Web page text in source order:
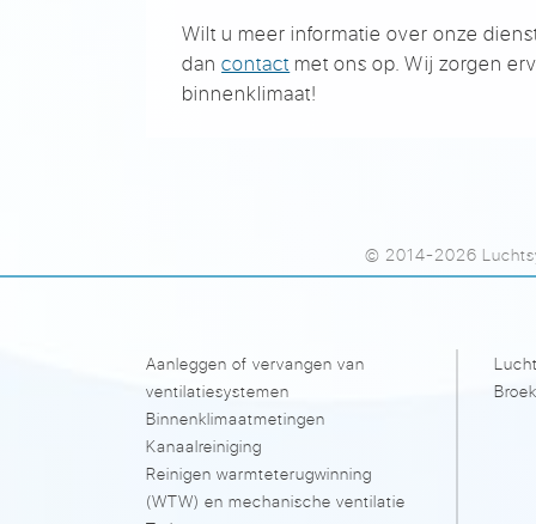
Wilt u meer informatie over onze
dancontact met ons op. Wij zorgen
binnenklimaat!
© 2014-2026
Aanleggen of vervangen van
ventilatiesystemen
Binnenklimaatmetingen
Kanaalreiniging
Reinigen warmteterugwinning
(WTW) en mechanische ventilatie